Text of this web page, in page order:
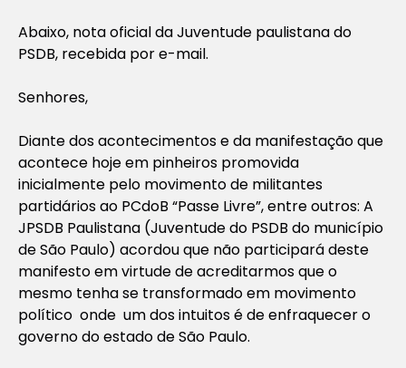
Abaixo, nota oficial da Juventude paulistana do
PSDB, recebida por e-mail.
Senhores,
Diante dos acontecimentos e da manifestação que
acontece hoje em pinheiros promovida
inicialmente pelo movimento de militantes
partidários ao PCdoB “Passe Livre”, entre outros: A
JPSDB Paulistana (Juventude do PSDB do município
de São Paulo) acordou que não participará deste
manifesto em virtude de acreditarmos que o
mesmo tenha se transformado em movimento
político onde um dos intuitos é de enfraquecer o
governo do estado de São Paulo.